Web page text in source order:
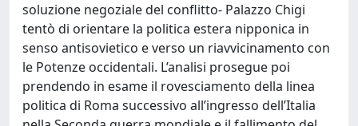
soluzione negoziale del conflitto- Palazzo Chigi
tentò di orientare la politica estera nipponica in
senso antisovietico e verso un riavvicinamento con
le Potenze occidentali. L’analisi prosegue poi
prendendo in esame il rovesciamento della linea
politica di Roma successivo all’ingresso dell’Italia